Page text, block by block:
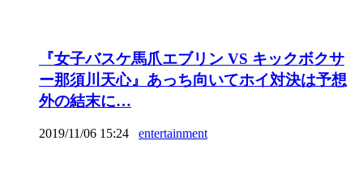
『女子バスケ馬爪エブリン VS キックボクサ
ー那須川天心』あっち向いてホイ対決は予想
外の結末に…
2019/11/06 15:24 entertainment